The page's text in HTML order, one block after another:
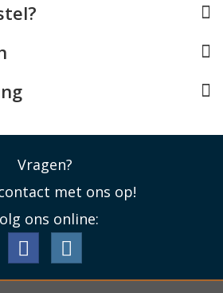
Vragen?
met ons op!
ons online: